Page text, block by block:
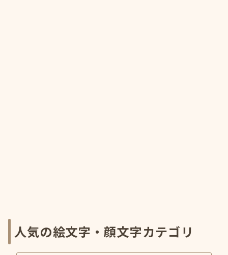
人気の絵文字・顔文字カテゴリ